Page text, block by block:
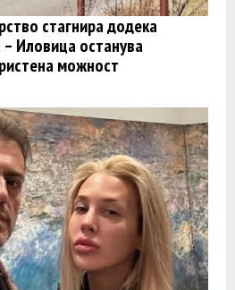
стагнира додека
Иловица останува
можност